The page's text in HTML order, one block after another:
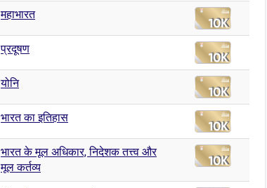
महाभारत
प्रदूषण
योनि
भारत का इतिहास
भारत के मूल अधिकार, निदेशक तत्त्व और
मूल कर्तव्य